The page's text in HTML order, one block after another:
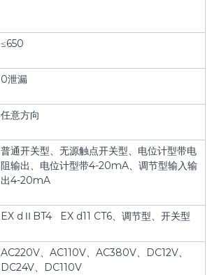
≤650
0泄漏
任意方向
普通开关型、无源触点开关型、电位计型带电
阻输出、电位计型带4-20mA、调节型输入输
出4-20mA
EX dⅡBT4 EX d11 CT6、调节型、开关型
AC220V、AC110V、AC380V、DC12V、
DC24V、DC110V